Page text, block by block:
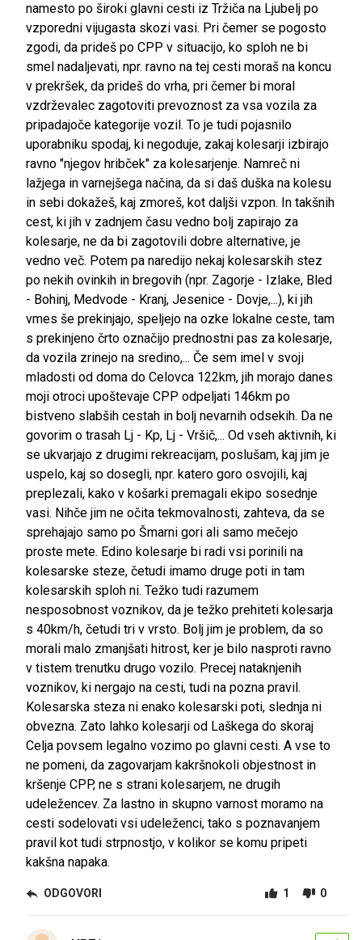
namesto po široki glavni cesti iz Tržiča na Ljubelj po
vzporedni vijugasta skozi vasi. Pri čemer se pogosto
zgodi, da prideš po CPP v situacijo, ko sploh ne bi
smel nadaljevati, npr. ravno na tej cesti moraš na koncu
v prekršek, da prideš do vrha, pri čemer bi moral
vzdrževalec zagotoviti prevoznost za vsa vozila za
pripadajoče kategorije vozil. To je tudi pojasnilo
uporabniku spodaj, ki negoduje, zakaj kolesarji izbirajo
ravno "njegov hribček" za kolesarjenje. Namreč ni
lažjega in varnejšega načina, da si daš duška na kolesu
in sebi dokažeš, kaj zmoreš, kot daljši vzpon. In takšnih
cest, ki jih v zadnjem času vedno bolj zapirajo za
kolesarje, ne da bi zagotovili dobre alternative, je
vedno več. Potem pa naredijo nekaj kolesarskih stez
po nekih ovinkih in bregovih (npr. Zagorje - Izlake, Bled
- Bohinj, Medvode - Kranj, Jesenice - Dovje,...), ki jih
vmes še prekinjajo, speljejo na ozke lokalne ceste, tam
s prekinjeno črto označijo prednostni pas za kolesarje,
da vozila zrinejo na sredino,... Če sem imel v svoji
mladosti od doma do Celovca 122km, jih morajo danes
moji otroci upoštevaje CPP odpeljati 146km po
bistveno slabših cestah in bolj nevarnih odsekih. Da ne
govorim o trasah Lj - Kp, Lj - Vršič,... Od vseh aktivnih, ki
se ukvarjajo z drugimi rekreacijam, poslušam, kaj jim je
uspelo, kaj so dosegli, npr. katero goro osvojili, kaj
preplezali, kako v košarki premagali ekipo sosednje
vasi. Nihče jim ne očita tekmovalnosti, zahteva, da se
sprehajajo samo po Šmarni gori ali samo mečejo
proste mete. Edino kolesarje bi radi vsi porinili na
kolesarske steze, četudi imamo druge poti in tam
kolesarskih sploh ni. Težko tudi razumem
nesposobnost voznikov, da je težko prehiteti kolesarja
s 40km/h, četudi tri v vrsto. Bolj jim je problem, da so
morali malo zmanjšati hitrost, ker je bilo nasproti ravno
v tistem trenutku drugo vozilo. Precej nataknjenih
voznikov, ki nergajo na cesti, tudi na pozna pravil.
Kolesarska steza ni enako kolesarski poti, slednja ni
obvezna. Zato lahko kolesarji od Laškega do skoraj
Celja povsem legalno vozimo po glavni cesti. A vse to
ne pomeni, da zagovarjam kakršnokoli objestnost in
kršenje CPP, ne s strani kolesarjem, ne drugih
udeležencev. Za lastno in skupno varnost moramo na
cesti sodelovati vsi udeleženci, tako s poznavanjem
pravil kot tudi strpnostjo, v kolikor se komu pripeti
kakšna napaka.
ODGOVORI 1 0